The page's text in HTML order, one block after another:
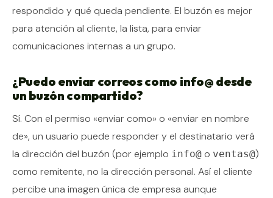
respondido y qué queda pendiente. El buzón es mejor
para atención al cliente, la lista, para enviar
comunicaciones internas a un grupo.
¿Puedo enviar correos como info@ desde
un buzón compartido?
Sí. Con el permiso «enviar como» o «enviar en nombre
de», un usuario puede responder y el destinatario verá
la dirección del buzón (por ejemplo info@ o ventas@)
como remitente, no la dirección personal. Así el cliente
percibe una imagen única de empresa aunque